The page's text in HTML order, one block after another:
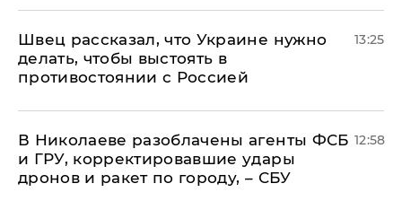
Швец рассказал, что Украине нужно
делать, чтобы выстоять в
противостоянии с Россией
13:25
В Николаеве разоблачены агенты ФСБ
и ГРУ, корректировавшие удары
дронов и ракет по городу, – СБУ
12:58